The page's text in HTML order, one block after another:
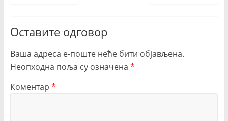
Оставите одговор
Ваша адреса е-поште неће бити објављена.
Неопходна поља су означена *
Коментар *